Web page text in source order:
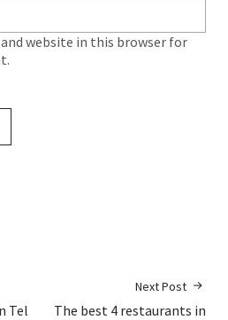
website in this browser for
Tel
Next Post
The best 4 restaurants in